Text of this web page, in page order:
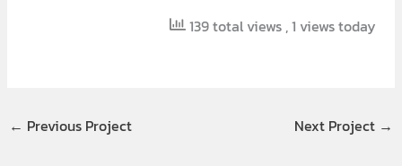
139 total views , 1 views today
← Previous Project Next Project →